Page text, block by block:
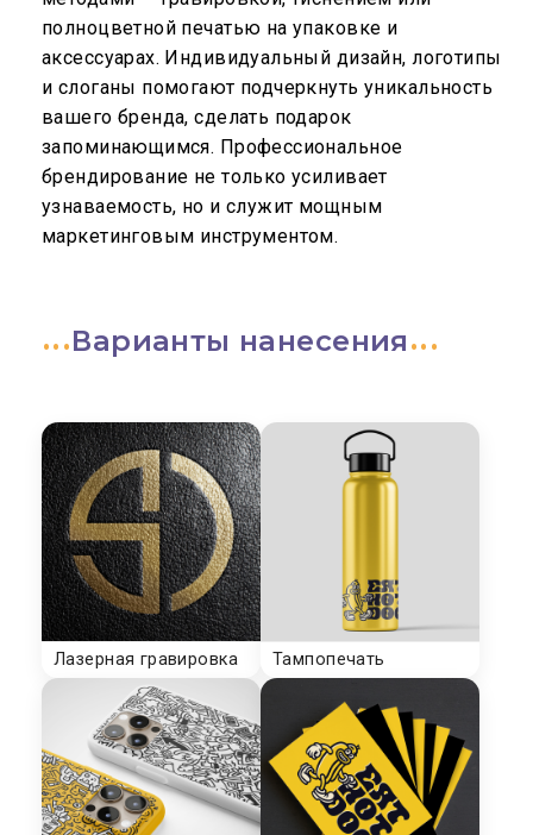
полноцветной печатью на упаковке и
аксессуарах. Индивидуальный дизайн, логотипы
и слоганы помогают подчеркнуть уникальность
вашего бренда, сделать подарок
запоминающимся. Профессиональное
брендирование не только усиливает
узнаваемость, но и служит мощным
маркетинговым инструментом.
Варианты нанесения